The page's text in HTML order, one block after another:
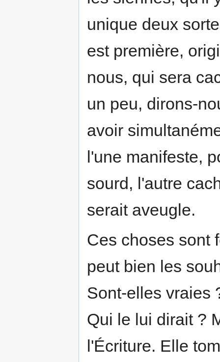
unique deux
est première,
nous, qui sera
un peu, dirons-
avoir
l'une manifeste,
sourd, l'autre
serait aveugle.
Ces choses sont
peut bien les
Sont-elles vraies
Qui le lui dirait ?
l'Écriture. Elle